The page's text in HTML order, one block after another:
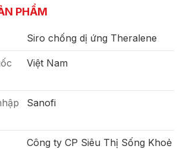
PHẨM
Siro chống dị ứng Theralene
Việt Nam
Sanofi
Công ty CP Siêu Thị Sống Khoẻ